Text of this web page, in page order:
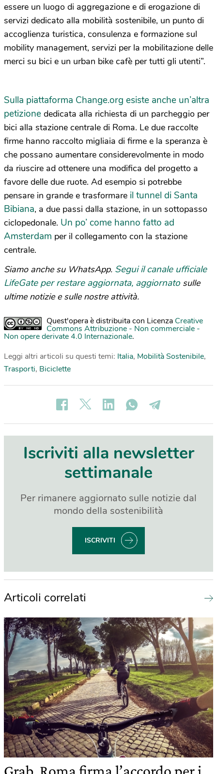
essere un luogo di aggregazione e di erogazione di
servizi dedicato alla mobilità sostenibile, un punto di
accoglienza turistica, consulenza e formazione sul
mobility management, servizi per la mobilitazione delle
merci su bici e un urban bike cafè per tutti gli utenti”.
Sulla piattaforma Change.org esiste anche un’altra
petizione dedicata alla richiesta di un parcheggio per
bici alla stazione centrale di Roma. Le due raccolte
firme hanno raccolto migliaia di firme e la speranza è
che possano aumentare considerevolmente in modo
da riuscire ad ottenere una modifica del progetto a
favore delle due ruote. Ad esempio si potrebbe
pensare in grande e trasformare il tunnel di Santa
Bibiana, a due passi dalla stazione, in un sottopasso
ciclopedonale. Un po’ come hanno fatto ad
Amsterdam per il collegamento con la stazione
centrale.
Siamo anche su WhatsApp. Segui il canale ufficiale
LifeGate per restare aggiornata, aggiornato sulle
ultime notizie e sulle nostre attività.
Quest'opera è distribuita con Licenza Creative
Commons Attribuzione - Non commerciale -
Non opere derivate 4.0 Internazionale.
Leggi altri articoli su questi temi: Italia, Mobilità Sostenibile,
Trasporti, Biciclette
Iscriviti alla newsletter
settimanale
Per rimanere aggiornato sulle notizie dal
mondo della sostenibilità
ISCRIVITI
Articoli correlati
Grab, Roma firma l’accordo per i